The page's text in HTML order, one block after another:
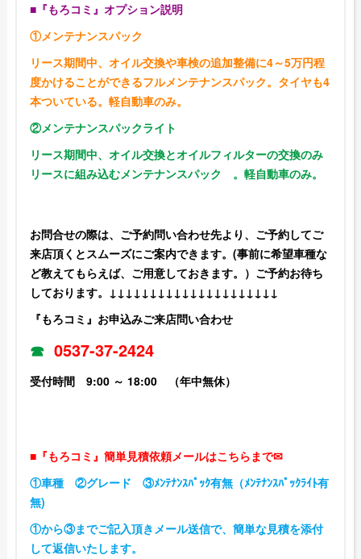
■『もろコミ』オプション説明
①メンテナンスパック
リース期間中、オイル交換や車検の追加整備に4～5万円程
度かけることができるフルメンテナンスパック。タイヤも4
本ついている。軽自動車のみ。
②メンテナンスパックライト
リース期間中、オイル交換とオイルフィルターの交換のみ
リースに組み込むメンテナンスパック 。軽自動車のみ。
お問合せの際は、ご予約問い合わせ先より、ご予約してご
来店頂くとスムーズにご案内できます。(事前に希望車種な
ど教えてもらえば、ご用意しておきます。）ご予約お待ち
しております。↓↓↓↓↓↓↓↓↓↓↓↓↓↓↓↓↓↓↓↓↓
『もろコミ』お申込みご来店問い合わせ
☎ 0537-37-2424
受付時間 9:00 ～ 18:00 （年中無休）
■『もろコミ』簡単見積依頼メールはこちらまで✉
①車種 ②グレード ③ﾒﾝﾃﾅﾝｽﾊﾟｯｸ有無（ﾒﾝﾃﾅﾝｽﾊﾟｯｸﾗｲﾄ有
無)
①から③までご記入頂きメール送信で、簡単な見積を添付
して返信いたします。